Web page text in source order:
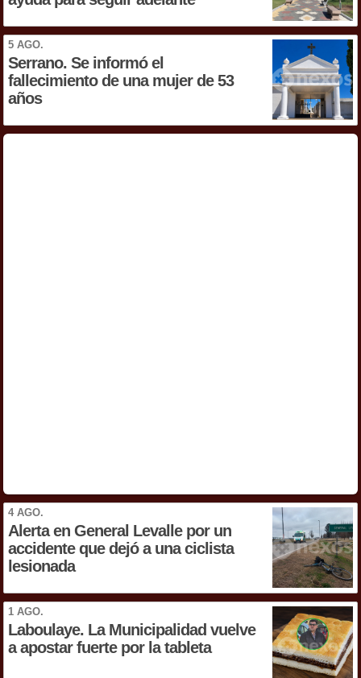
5 AGO.
Serrano. Se informó el
fallecimiento de una mujer de 53
años
4 AGO.
Alerta en General Levalle por un
accidente que dejó a una ciclista
lesionada
1 AGO.
Laboulaye. La Municipalidad vuelve
a apostar fuerte por la tableta